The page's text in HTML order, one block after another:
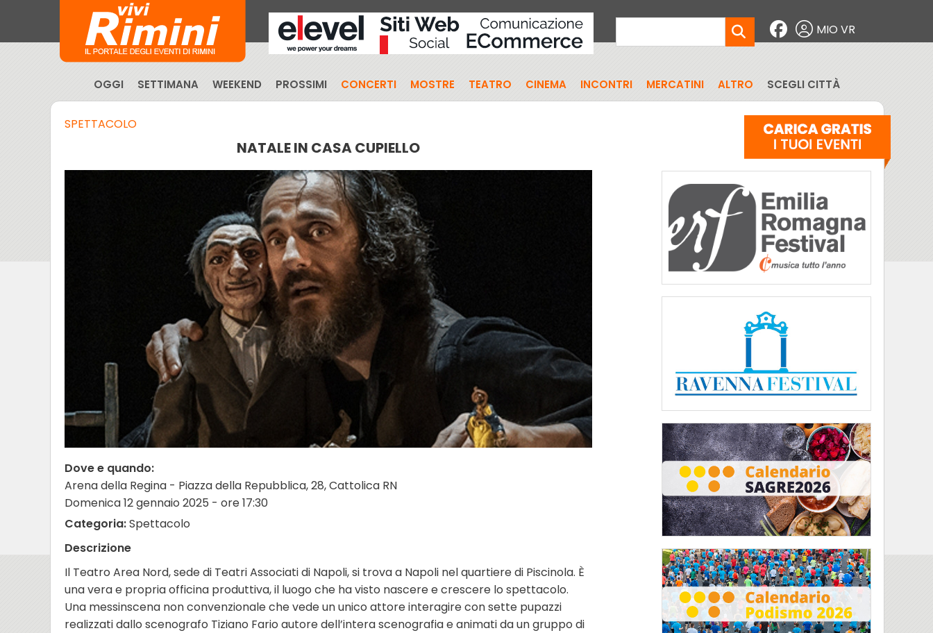
MIO VR
OGGI SETTIMANA WEEKEND PROSSIMI CONCERTI MOSTRE TEATRO CINEMA INCONTRI MERCATINI ALTRO SCEGLI CITTÀ
SPETTACOLO
NATALE IN CASA CUPIELLO
Dove e quando:
Arena della Regina - Piazza della Repubblica, 28, Cattolica RN
Domenica 12 gennaio 2025 - ore 17:30
Categoria:Spettacolo
Descrizione
Il Teatro Area Nord, sede di Teatri Associati di Napoli, si trova a Napoli nel quartiere di Piscinola. È
una vera e propria officina produttiva, il luogo che ha visto nascere e crescere lo spettacolo.
Una messinscena non convenzionale che vede un unico attore interagire con sette pupazzi
realizzati dallo scenografo Tiziano Fario autore dell’intera scenografia e animati da un gruppo di